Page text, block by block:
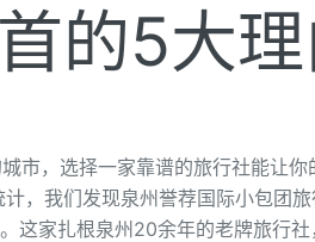
的5大
市，选择一家靠谱的旅行社能让你
，我们发现泉州誉荐国际小包团
这家扎根泉州20余年的老牌旅行